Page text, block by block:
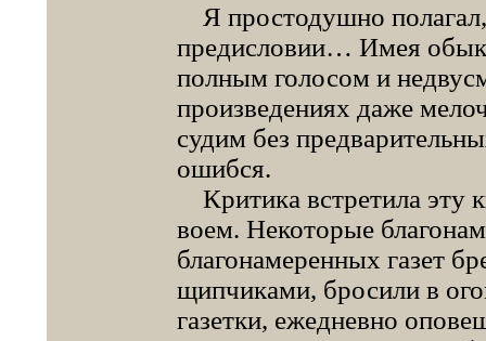
Я простодушно
предисловии… Имея
полным голосом и
произведениях даже
судим без
ошибся.
Критика встретила эту
воем. Некоторые
благонамеренных газет
щипчиками, бросили в
газетки, ежедневно